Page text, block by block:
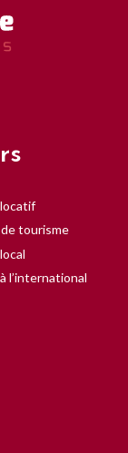
tourisme
l’international